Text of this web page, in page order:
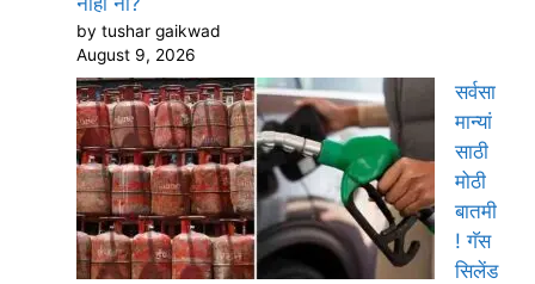
by tushar gaikwad
August 9, 2026
सर्वसा
मान्यां
साठी
मोठी
बातमी
! गॅस
सिलेंड